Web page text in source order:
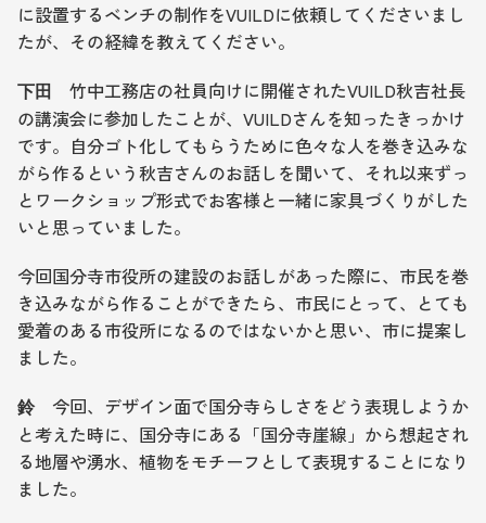
に設置するベンチの制作をVUILDに依頼してくださいまし
たが、その経緯を教えてください。
下田
竹中工務店の社員向けに開催されたVUILD秋吉社長
の講演会に参加したことが、VUILDさんを知ったきっかけ
です。自分ゴト化してもらうために色々な人を巻き込みな
がら作るという秋吉さんのお話しを聞いて、それ以来ずっ
とワークショップ形式でお客様と一緒に家具づくりがした
いと思っていました。
今回国分寺市役所の建設のお話しがあった際に、市民を巻
き込みながら作ることができたら、市民にとって、とても
愛着のある市役所になるのではないかと思い、市に提案し
ました。
鈴 今回、デザイン面で国分寺らしさをどう表現しようか
と考えた時に、国分寺にある「国分寺崖線」から想起され
る地層や湧水、植物をモチーフとして表現することになり
ました。